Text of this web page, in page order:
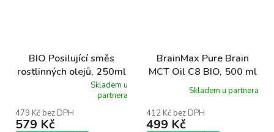
BIO Posilující směs
rostlinných olejů, 250ml
produktu
je
Skladem u
partnera
479 Kč bez DPH
579 Kč
BrainMax Pure Brain
MCT Oil C8 BIO, 500 ml
Skladem u partnera
412 Kč bez DPH
499 Kč